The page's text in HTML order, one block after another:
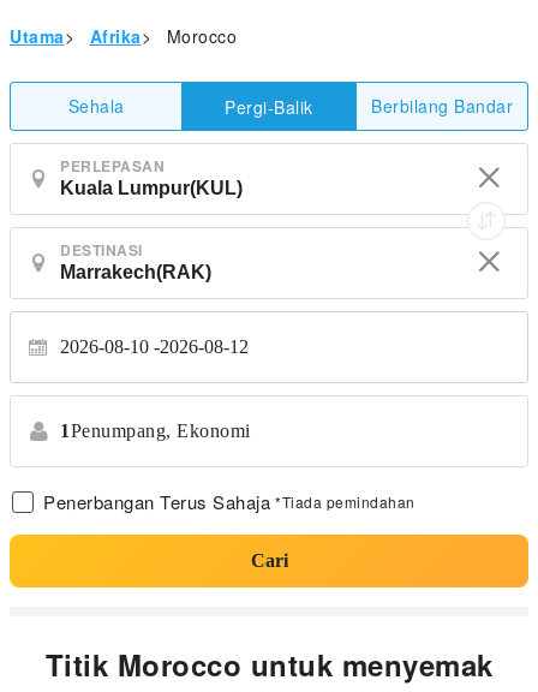
Utama> Afrika> Morocco
Sehala Pergi-Balik Berbilang Bandar
PERLEPASAN
DESTINASI
2026-08-10 2026-08-12
1Penumpang, Ekonomi
Penerbangan Terus Sahaja *Tiada pemindahan
Cari
Titik Morocco untuk menyemak